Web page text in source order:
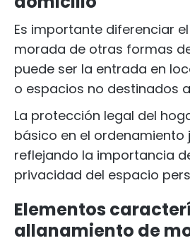
Es importante diferenciar
morada de otras formas
puede ser la entrada en
o espacios no destinados
La protección legal del
básico en el ordenamiento
reflejando la importancia
privacidad del espacio
Elementos
allanamiento de